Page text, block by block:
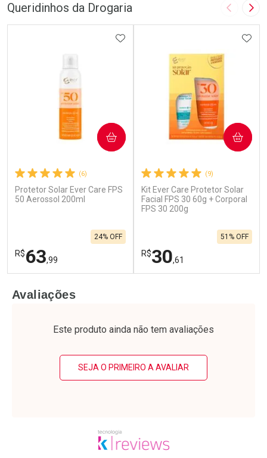
Queridinhos da Drogaria Imagem
(6)
Protetor Solar Ever Care FPS
50 Aerossol 200ml
R$63,99
24% OFF
ADICIONAR AOS FAVORITOS
COMPRAR
Laboratório
Por Menos
(9)
Kit Ever Care Protetor Solar
Facial FPS 30 60g + Corporal
FPS 30 200g
R$30,61
51% OFF
COMPRAR
Laboratório
Por Menos
Avaliações
Este produto ainda não tem avaliações
SEJA O PRIMEIRO A AVALIAR